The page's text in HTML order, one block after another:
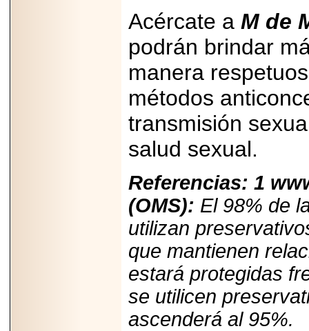
Acércate a M de
podrán brindar
manera
métodos
transmisión
salud sexual.
Referencias: 1
(OMS): El 98% de
utilizan
que mantienen
estará protegidas
se utilicen
ascenderá al 95%.